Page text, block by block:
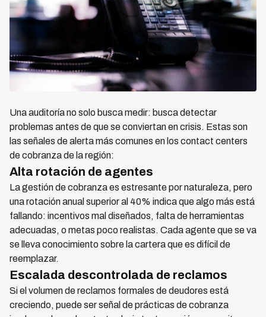
Una auditoría no solo busca medir: busca detectar
problemas antes de que se conviertan en crisis. Estas son
las señales de alerta más comunes en los contact centers
de cobranza de la región:
Alta rotación de agentes
La gestión de cobranza es estresante por naturaleza, pero
una rotación anual superior al 40% indica que algo más está
fallando: incentivos mal diseñados, falta de herramientas
adecuadas, o metas poco realistas. Cada agente que se va
se lleva conocimiento sobre la cartera que es difícil de
reemplazar.
Escalada descontrolada de reclamos
Si el volumen de reclamos formales de deudores está
creciendo, puede ser señal de prácticas de cobranza